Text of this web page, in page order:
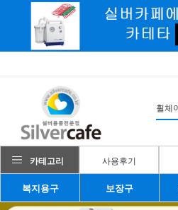
카테고리 사용후기
복지용구 보장구